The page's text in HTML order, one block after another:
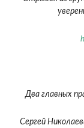
Два главных
Сергей